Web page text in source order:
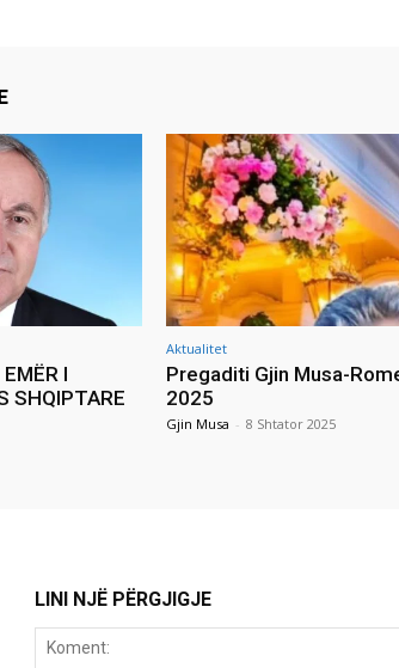
I
SHQIPTARE
Aktualitet
Pregaditi Gjin Musa-
2025
Gjin Musa - 8 Shtator 2025
LINI NJË PËRGJIGJE